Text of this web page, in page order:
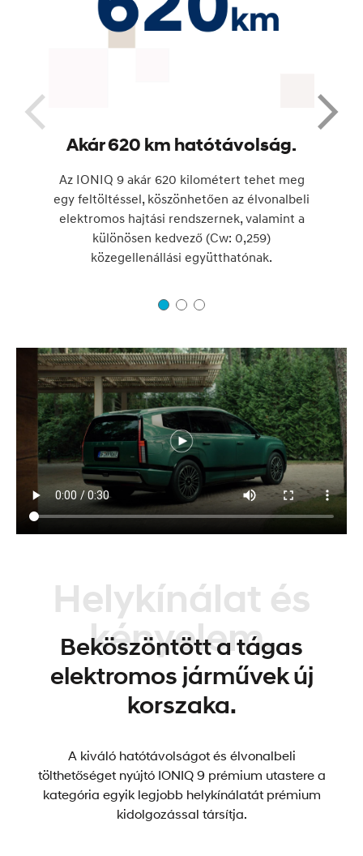
Akár 620 km hatótávolság.
Az IONIQ 9 akár 620 kilométert tehet meg
egy feltöltéssel, köszönhetően az élvonalbeli
elektromos hajtási rendszernek, valamint a
különösen kedvező (Cw: 0,259)
közegellenállási együtthatónak.
Helykínálat és
kényelem.
Beköszöntött a tágas
elektromos járművek új
korszaka.
A kiváló hatótávolságot és élvonalbeli
tölthetőséget nyújtó IONIQ 9 prémium utastere a
kategória egyik legjobb helykínálatát prémium
kidolgozással társítja.